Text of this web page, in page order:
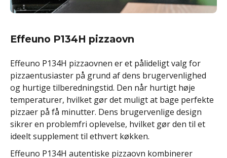
Effeuno P134H pizzaovn
Effeuno P134H pizzaovnen er et pålideligt valg for
pizzaentusiaster på grund af dens brugervenlighed
og hurtige tilberedningstid. Den når hurtigt høje
temperaturer, hvilket gør det muligt at bage perfekte
pizzaer på få minutter. Dens brugervenlige design
sikrer en problemfri oplevelse, hvilket gør den til et
ideelt supplement til ethvert køkken.
Effeuno P134H autentiske pizzaovn kombinerer